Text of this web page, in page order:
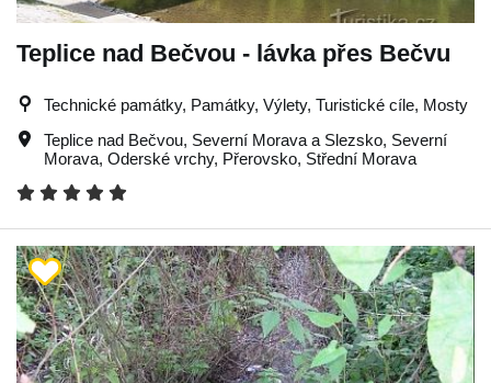
Teplice nad Bečvou - lávka přes Bečvu
Technické památky, Památky, Výlety, Turistické cíle, Mosty
Teplice nad Bečvou, Severní Morava a Slezsko, Severní
Morava, Oderské vrchy, Přerovsko, Střední Morava